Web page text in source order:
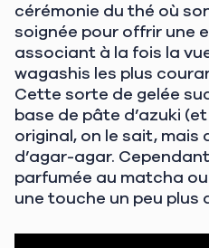
cérémonie du thé où
soignée pour offrir une
associant à la fois la
wagashis les plus
Cette sorte de gelée
base de pâte d’azuki
original, on le sait, mais
d’agar-agar.
parfumée au matcha
une touche un peu plus